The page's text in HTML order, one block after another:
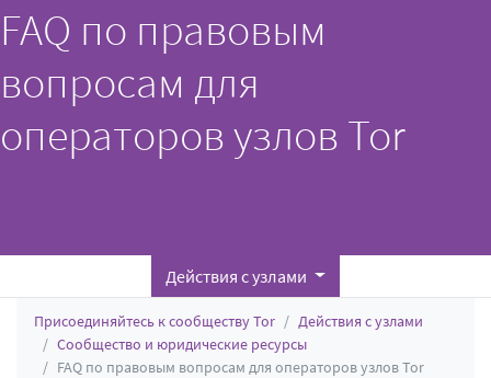
FAQ по правовым
вопросам для
операторов узлов Tor
Действия с узлами
Присоединяйтесь к сообществу Tor
Действия с узлами
Сообщество и юридические ресурсы
FAQ по правовым вопросам для операторов узлов Tor